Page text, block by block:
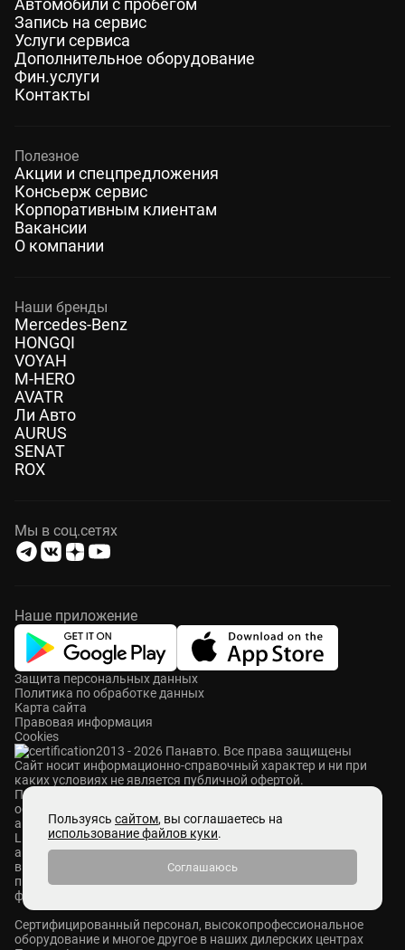
Автомобили с пробегом
Запись на сервис
Услуги сервиса
Дополнительное оборудование
Фин.услуги
Контакты
Полезное
Акции и спецпредложения
Консьерж сервис
Корпоративным клиентам
Вакансии
О компании
Наши бренды
Mercedes-Benz
HONGQI
VOYAH
M-HERO
AVATR
Ли Авто
AURUS
SENAT
ROX
Мы в соц.сетях
Наше приложение
2013 - 2026 Панавто. Все права защищены
Cайт носит информационно-справочный характер и ни при
каких условиях не является публичной офертой.
Защита персональных данных
Политика по обработке данных
Карта сайта
Правовая информация
Cookies
ПАНАВТО — сеть премиальных автосалонов в Москве. Мы
осуществляем продажу и сервисное обслуживание
автомобилей Mercedes-Benz, Voyah, Aurus, Hongqi, Avatr,
Lixiang, M-Hero, ROX и Zeekr. Также у нас представлены
автомобили с пробегом абсолютно разных брендов. Мы
выкупаем автомобили любых марок, ставим на комиссию и
принимаем в Trade-in. В Панавто действуют различные
финансовые программы: кредит, лизинг и страхование.
Сертифицированный персонал, высокопрофессиональное
оборудование и многое другое в наших дилерских центрах
Пользуясь сайтом, вы соглашаетесь на
использование файлов куки.
Соглашаюсь